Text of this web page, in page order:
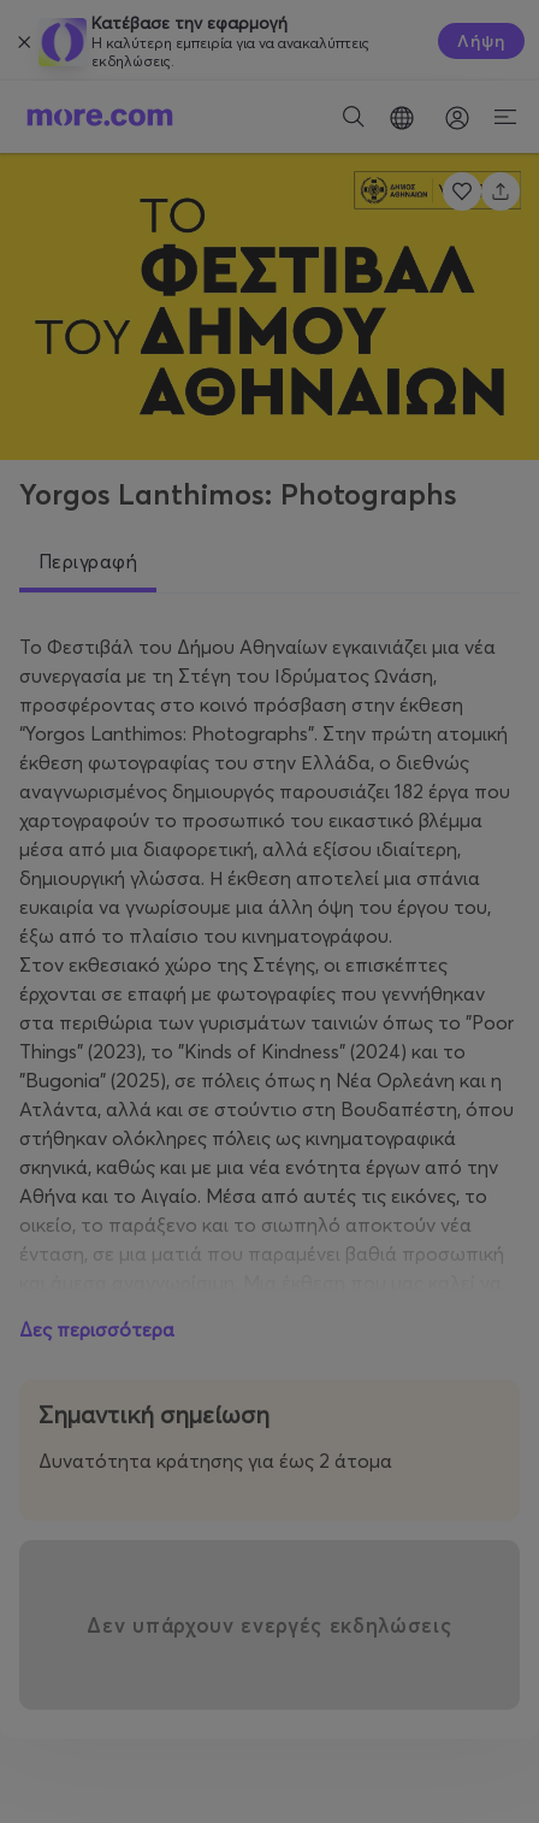
Κατέβασε την εφαρμογή
Η καλύτερη εμπειρία για να ανακαλύπτεις
εκδηλώσεις.
Λήψη
Yorgos Lanthimos: Photographs
Περιγραφή
Το Φεστιβάλ του Δήμου Αθηναίων εγκαινιάζει μια νέα
συνεργασία με τη Στέγη του Ιδρύματος Ωνάση,
προσφέροντας στο κοινό πρόσβαση στην έκθεση
“Yorgos Lanthimos: Photographs”. Στην πρώτη ατομική
έκθεση φωτογραφίας του στην Ελλάδα, ο διεθνώς
αναγνωρισμένος δημιουργός παρουσιάζει 182 έργα που
χαρτογραφούν το προσωπικό του εικαστικό βλέμμα
μέσα από μια διαφορετική, αλλά εξίσου ιδιαίτερη,
δημιουργική γλώσσα. Η έκθεση αποτελεί μια σπάνια
ευκαιρία να γνωρίσουμε μια άλλη όψη του έργου του,
έξω από το πλαίσιο του κινηματογράφου.
Στον εκθεσιακό χώρο της Στέγης, οι επισκέπτες
έρχονται σε επαφή με φωτογραφίες που γεννήθηκαν
στα περιθώρια των γυρισμάτων ταινιών όπως το "Poor
Things" (2023), το "Kinds of Kindness" (2024) και το
"Bugonia" (2025), σε πόλεις όπως η Νέα Ορλεάνη και η
Ατλάντα, αλλά και σε στούντιο στη Βουδαπέστη, όπου
στήθηκαν ολόκληρες πόλεις ως κινηματογραφικά
σκηνικά, καθώς και με μια νέα ενότητα έργων από την
Αθήνα και το Αιγαίο. Μέσα από αυτές τις εικόνες, το
οικείο, το παράξενο και το σιωπηλό αποκτούν νέα
ένταση, σε μια ματιά που παραμένει βαθιά προσωπική
ιδιότυπο βλέμμα ενός από τους σημαντικότερους
Δες περισσότερα
Σημαντική σημείωση
Δυνατότητα κράτησης για έως 2 άτομα
Δεν υπάρχουν ενεργές εκδηλώσεις